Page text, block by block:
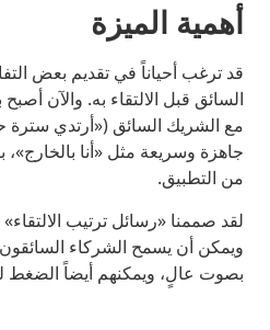
أهمية الميزة
قد ترغب أحياناً في تقديم بعض
السائق قبل الالتقاء به. والآن
مع الشريك السائق («أرتدي سترة
جاهزة وسريعة مثل «أنا
من التطبيق.
لقد صممنا «رسائل ترتيب الالتقاء»
ويمكن أن يسمح الشركاء السائقون
بصوت عالٍ، ويمكنهم أيضاً الضغط